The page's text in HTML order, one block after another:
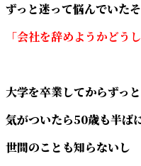
ずっと迷って悩んでいたそ
「会社を辞めようかどう
大学を卒業してからずっ
気がついたら50歳も半ば
世間のことも知らないし